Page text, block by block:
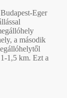
Eger
a második
1,5 km. Ezt a